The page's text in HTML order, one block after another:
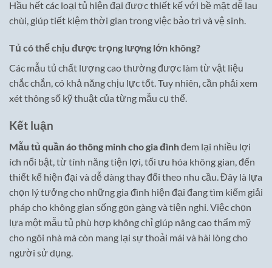
Hầu hết các loại tủ hiện đại được thiết kế với bề mặt dễ lau
chùi, giúp tiết kiệm thời gian trong việc bảo trì và vệ sinh.
Tủ có thể chịu được trọng lượng lớn không?
Các mẫu tủ chất lượng cao thường được làm từ vật liệu
chắc chắn, có khả năng chịu lực tốt. Tuy nhiên, cần phải xem
xét thông số kỹ thuật của từng mẫu cụ thể.
Kết luận
Mẫu tủ quần áo thông minh cho gia đìnhđem lại nhiều lợi
ích nổi bật, từ tính năng tiện lợi, tối ưu hóa không gian, đến
thiết kế hiện đại và dễ dàng thay đổi theo nhu cầu. Đây là lựa
chọn lý tưởng cho những gia đình hiện đại đang tìm kiếm giải
pháp cho không gian sống gọn gàng và tiện nghi. Việc chọn
lựa một mẫu tủ phù hợp không chỉ giúp nâng cao thẩm mỹ
cho ngôi nhà mà còn mang lại sự thoải mái và hài lòng cho
người sử dụng.